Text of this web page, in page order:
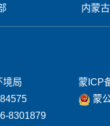
内蒙
境局
8301879
蒙ICP
蒙